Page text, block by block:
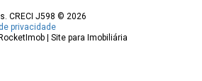
CRECI J598 © 2026
privacidade
RocketImob | Site para Imobiliária